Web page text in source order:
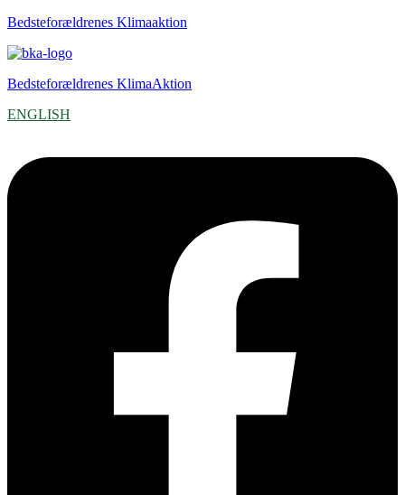
Bedsteforældrenes Klimaaktion
Bedsteforældrenes KlimaAktion
ENGLISH